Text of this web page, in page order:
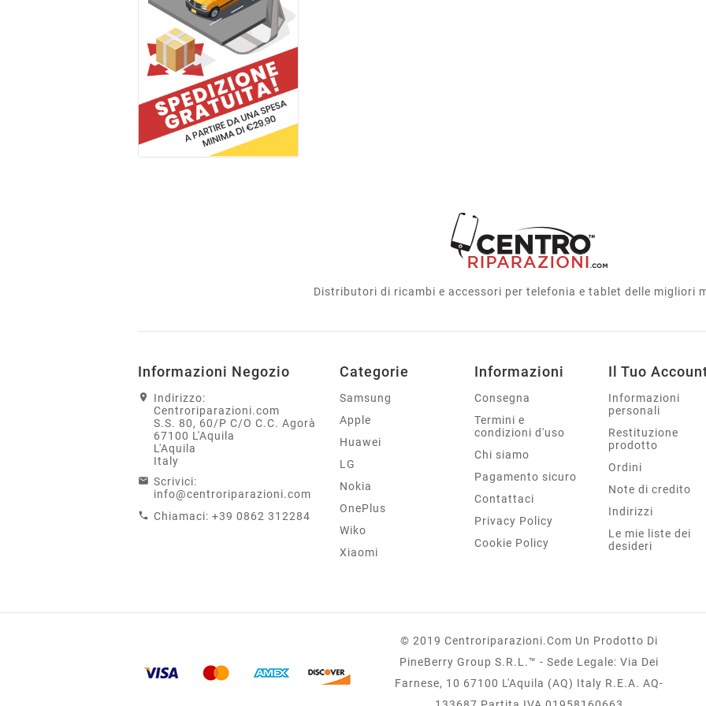
Distributori di ricambi e accessori per telefonia e tablet delle migliori
Informazioni Negozio
Indirizzo:
Centroriparazioni.com
S.S. 80, 60/P C/O C.C. Agorà
67100 L'Aquila
L'Aquila
Italy
Scrivici:
info@centroriparazioni.com
Chiamaci: +39 0862 312284
Categorie
Samsung
Apple
Huawei
LG
Nokia
OnePlus
Wiko
Xiaomi
Informazioni
Consegna
Termini e
condizioni d'uso
Chi siamo
Pagamento sicuro
Contattaci
Privacy Policy
Cookie Policy
Il Tuo
Informazioni
personali
Restituzione
prodotto
Ordini
Note di credito
Indirizzi
Le mie liste dei
desideri
© 2019 Centroriparazioni.com Un Prodotto Di
PineBerry Group S.r.l.™ - Sede Legale: Via Dei
Farnese, 10 67100 L'Aquila (AQ) Italy R.E.A. AQ-